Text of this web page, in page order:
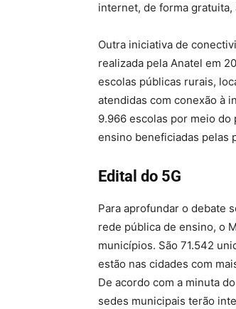
internet, de forma
Outra iniciativa de
realizada pela Anatel em
escolas públicas rurais,
atendidas com conexão à
9.966 escolas por meio do
ensino beneficiadas pelas
Edital do 5G
Para aprofundar o debate
rede pública de ensino, o
municípios. São 71.542
estão nas cidades com
De acordo com a minuta
sedes municipais terão